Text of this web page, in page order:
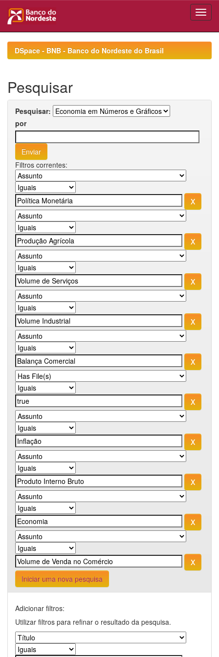
navigationDSpace - BNB - Banco do Nordeste do Brasil
Pesquisar
Pesquisar:
por
Filtros correntes:
Iniciar uma nova pesquisa
Adicionar filtros:
Utilizar filtros para refinar o resultado da pesquisa.